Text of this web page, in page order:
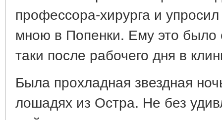
профессора-хирурга и
мною в Попенки. Ему это было
таки после рабочего дня в
Была прохладная звездная
лошадях из Остра. Не без